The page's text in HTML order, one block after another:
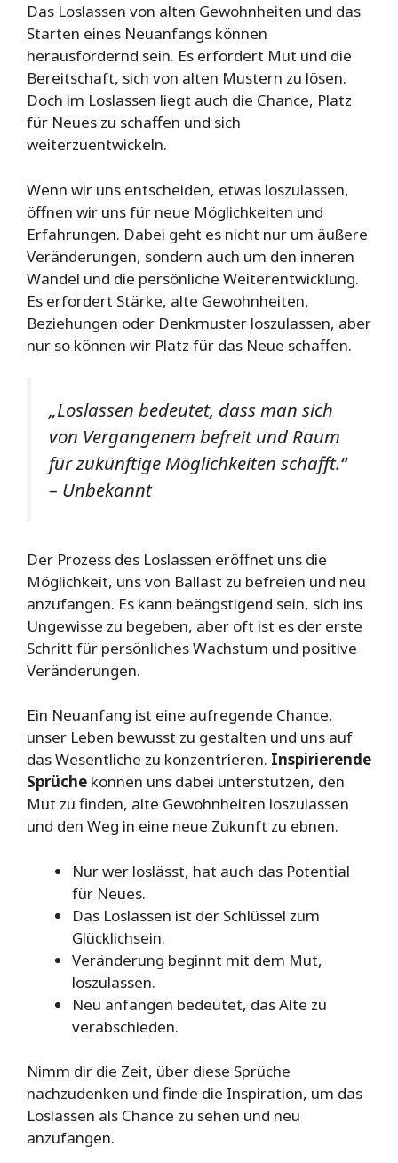
Das Loslassen von alten Gewohnheiten und das
Starten eines Neuanfangs können
herausfordernd sein. Es erfordert Mut und die
Bereitschaft, sich von alten Mustern zu lösen.
Doch im Loslassen liegt auch die Chance, Platz
für Neues zu schaffen und sich
weiterzuentwickeln.
Wenn wir uns entscheiden, etwas loszulassen,
öffnen wir uns für neue Möglichkeiten und
Erfahrungen. Dabei geht es nicht nur um äußere
Veränderungen, sondern auch um den inneren
Wandel und die persönliche Weiterentwicklung.
Es erfordert Stärke, alte Gewohnheiten,
Beziehungen oder Denkmuster loszulassen, aber
nur so können wir Platz für das Neue schaffen.
„Loslassen bedeutet, dass man sich
von Vergangenem befreit und Raum
für zukünftige Möglichkeiten schafft.“
– Unbekannt
Der Prozess des Loslassen eröffnet uns die
Möglichkeit, uns von Ballast zu befreien und neu
anzufangen. Es kann beängstigend sein, sich ins
Ungewisse zu begeben, aber oft ist es der erste
Schritt für persönliches Wachstum und positive
Veränderungen.
Ein Neuanfang ist eine aufregende Chance,
unser Leben bewusst zu gestalten und uns auf
das Wesentliche zu konzentrieren. Inspirierende
Sprüche können uns dabei unterstützen, den
Mut zu finden, alte Gewohnheiten loszulassen
und den Weg in eine neue Zukunft zu ebnen.
Nur wer loslässt, hat auch das Potential
für Neues.
Das Loslassen ist der Schlüssel zum
Glücklichsein.
Veränderung beginnt mit dem Mut,
loszulassen.
Neu anfangen bedeutet, das Alte zu
verabschieden.
Nimm dir die Zeit, über diese Sprüche
nachzudenken und finde die Inspiration, um das
Loslassen als Chance zu sehen und neu
anzufangen.